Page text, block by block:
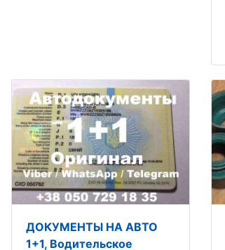
ДОКУМЕНТЫ НА АВТО
1+1, Водительское